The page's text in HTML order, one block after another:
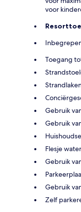
voor
Toegang
Gebruik
Gebruik
Flesje
Gebruik
Gebruik
Zelf